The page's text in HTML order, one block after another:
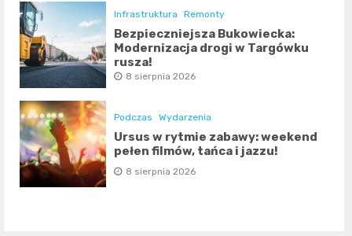
Infrastruktura Remonty
Bezpieczniejsza Bukowiecka:
Modernizacja drogi w Targówku
rusza!
8 sierpnia 2026
Podczas Wydarzenia
Ursus w rytmie zabawy: weekend
pełen filmów, tańca i jazzu!
8 sierpnia 2026